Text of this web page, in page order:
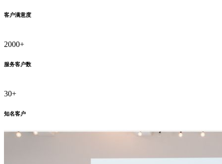
客户满意度
2000+
服务客户数
30+
知名客户